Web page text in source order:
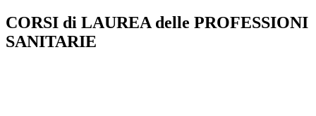
CORSI di LAUREA delle PROFESSIONI
SANITARIE